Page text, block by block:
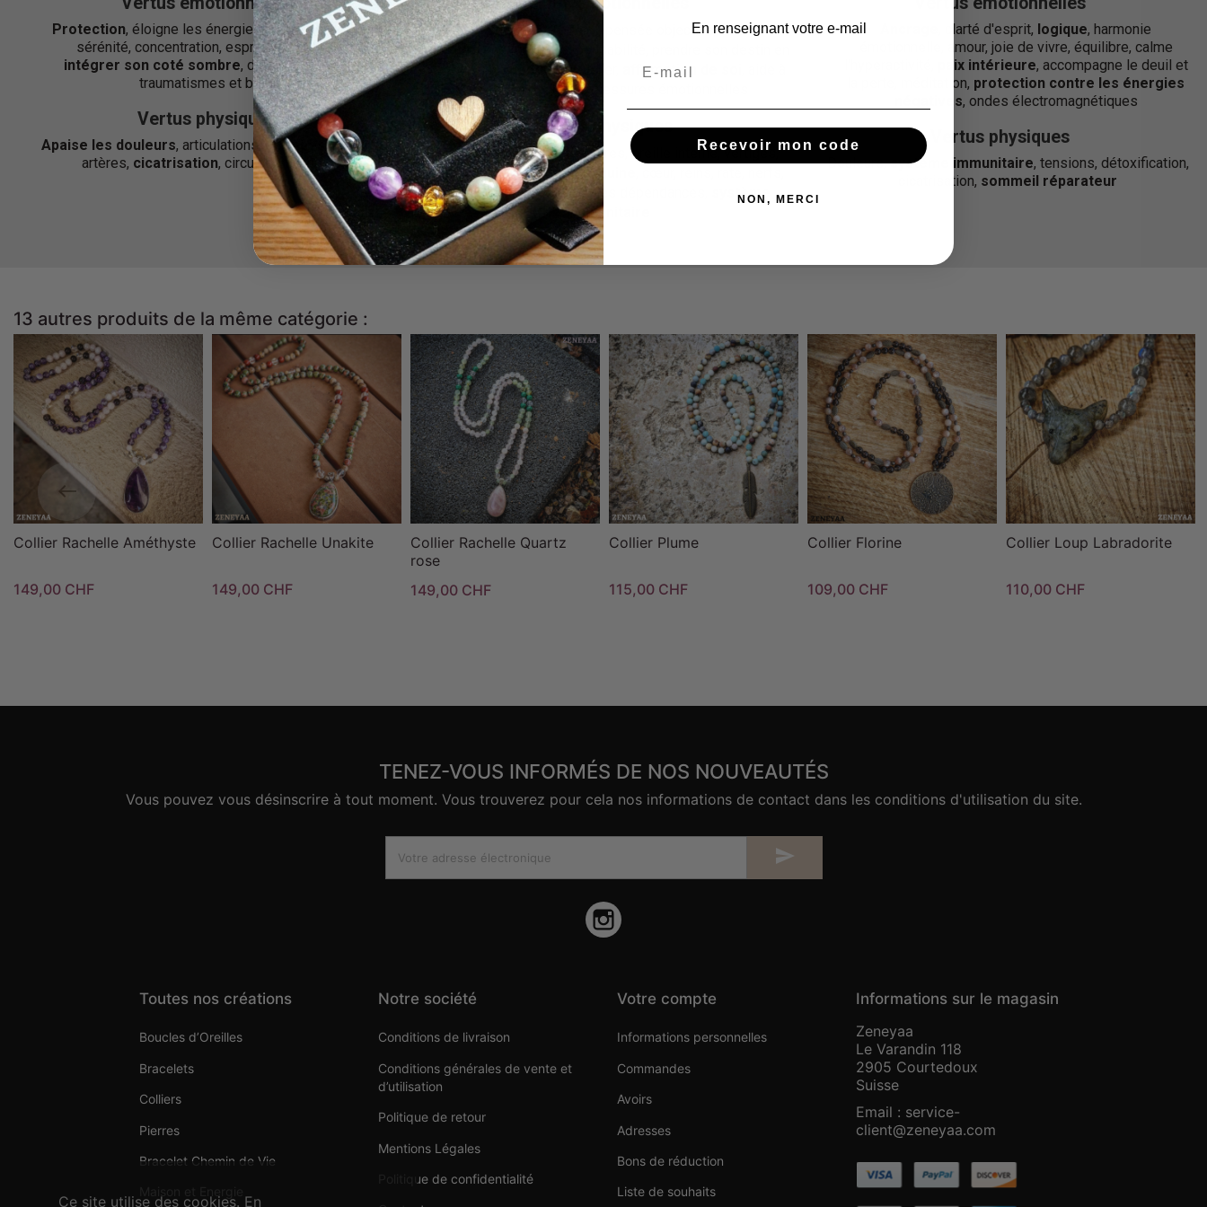
Protection, éloigne les énergies négatives, libération,
sérénité, concentration, esprit logique, intuition,
intégrer son coté sombre, dualité, surmonter les
traumatismes et blocages
Vertus physiques
Apaise les douleurs, articulations, crampes , tensions,
artères, cicatrisation, circulation sanguine
Confiance en soi
, pensée objective, force
d'argumentation, responsabilité, prendre son destin en
protection, bouclier, affirmation de soi
la guérison des blessures émotionnelles
Vertus physiques
Douleurs, douleurs dentaires, oreille interne, vertiges,
nausées,circulation sanguine
os, aide à la libération des dépendances,
système
immunitaire
, clarté d'esprit, logique, harmonie
émotionnelle, amour, joie de vivre, équilibre, calme
paix intérieure, accompagne le deuil et
la perte, méditation, protection contre les énergies
négatives, ondes électromagnétiques
Vertus physiques
Douleurs,système immunitaire, tensions, détoxification,
cicatrisation, sommeil réparateur
13 autres produits de la même catégorie :
Collier Rachelle Améthyste
149,00 CHF
Collier Rachelle Unakite
149,00 CHF
Collier Rachelle Quartz
rose
149,00 CHF
Collier Plume
115,00 CHF
Collier Florine
109,00 CHF
Collier Loup Labradorite
110,00 CHF
TENEZ-VOUS INFORMÉS DE NOS NOUVEAUTÉS
Vous pouvez vous désinscrire à tout moment. Vous trouverez pour cela nos informations de contact dans les conditions d'utilisation du site.

Toutes nos créations
Boucles d’Oreilles
Bracelets
Colliers
Pierres
Bracelet Chemin de Vie
Notre société
Conditions de livraison
Conditions générales de vente et
d’utilisation
Politique de retour
Mentions Légales
Politique de confidentialité
Votre compte
Informations personnelles
Commandes
Avoirs
Adresses
Bons de réduction
Liste de souhaits
Informations sur le magasin
Zeneyaa
Le Varandin 118
2905 Courtedoux
Suisse
Email : service-
client@zeneyaa.com
Ce site utilise des cookies. En
En renseignant votre e-mail
Recevoir mon code
NON, MERCI